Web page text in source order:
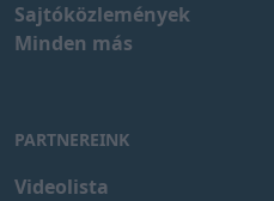
Sajtóközlemények
Minden más
PARTNEREINK
Videolista